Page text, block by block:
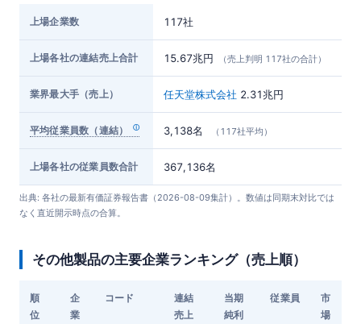
上場企業数 117社
上場各社の連結売上合計 15.67兆円 （売上判明 117社の合計）
業界最大手（売上） 任天堂株式会社 2.31兆円
平均従業員数（連結） 3,138名 （117社平均）
上場各社の従業員数合計 367,136名
出典: 各社の最新有価証券報告書（2026-08-09集計）。数値は同期末対比では
なく直近開示時点の合算。
その他製品の主要企業ランキング（売上順）
順
位
企
業
コード
連結
売上
当期
純利
従業員
市
場